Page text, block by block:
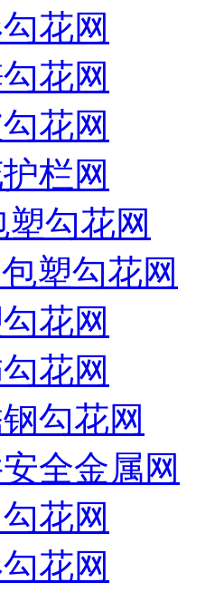
花网
花网
花网
栏网
塑勾花网
塑勾花网
花网
花网
勾花网
全金属网
花网
花网